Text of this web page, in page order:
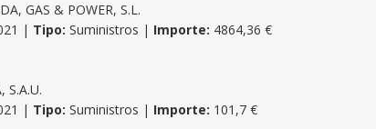
GAS & POWER, S.L.
| Tipo: Suministros | Importe: 4864,36 €
S.A.U.
| Tipo: Suministros | Importe: 101,7 €